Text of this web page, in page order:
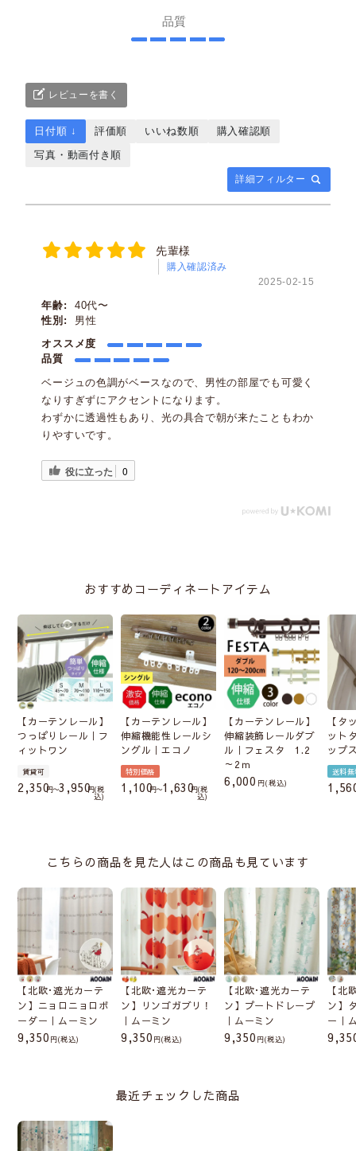
品質
レビューを書く
詳細フィルター
日付順 ↓ 評価順 いいね数順
購入確認順
写真・動画付き順
先輩様
購入確認済み
2025-02-15
年齢:
40代〜
性別:
男性
オススメ度
品質
ベージュの色調がベースなので、男性の部屋でも可愛く
なりすぎずにアクセントになります。
わずかに透過性もあり、光の具合で朝が来たこともわか
りやすいです。
役に立った 0
おすすめコーディネートアイテム
【カーテンレール】
つっぱりレール｜フ
ィットワン
賃貸可
2,350 〜3,950 税
込
【カーテンレール】
伸縮機能性レールシ
ングル｜エコノ
特別価格
1,100 〜1,630 税
込
【カーテンレール】
伸縮装飾レールダブ
ル｜フェスタ 1.2
～2ｍ
6,000 税込
【タ
ット
ップ
送料無
こちらの商品を見た人はこの商品も見ています
【北欧･遮光カーテ
ン】ニョロニョロボ
ーダー｜ムーミン
9,350 (税込)
【北欧･遮光カーテ
ン】リンゴガブリ！
｜ムーミン
9,350 (税込)
【北欧･遮光カーテ
ン】プートドレープ
｜ムーミン
9,350 (税込)
【北
ン】
ー｜
最近チェックした商品